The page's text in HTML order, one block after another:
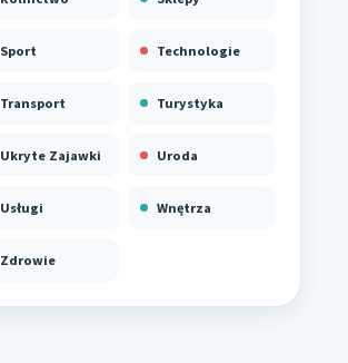
Sport Technologie
Transport Turystyka
Ukryte Zajawki Uroda
Usługi Wnętrza
Zdrowie